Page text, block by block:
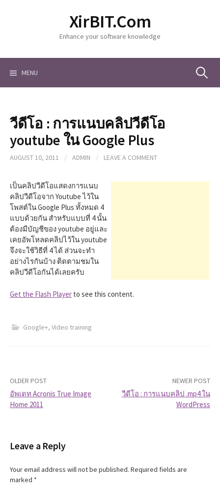
o
XirBIT.Com
Enhance your software knowledge
MENU S
o
วีดีโอ : การแนบคลิปวีดีโอ
youtube ใน Google Plus
AUGUST 10, 2011 / ADMIN / LEAVE A COMMENT
เป็นคลิปวีดีโอแสดงการแนบ
คลิปวีดีโอจาก Youtube ไว้ใน
โพสต์ใน Google Plus ทั้งหมด 4
แบบด้วยกัน สำหรับแบบที่ 4 นั้น
ต้องมีบัญชีของ youtube อยู่และ
เคยอัพโหลดคลิปไว้ใน youtube
จึงจะใช้วิธีที่ 4 ได้ ส่วนจะทำ
อย่างไรกันบ้าง ติดตามชมใน
คลิปวีดีโอกันได้เลยครับ
Get the Flash Player to see this content.
Google+, Video training
P
s
t
OLDER POST
อัพเดท Acronis True Image
Home 2011
NEWER POST
วีดีโอ : การแนบคลิป .mp4 ใน
WordPress
Leave a Reply
Your email address will not be published. Required fields are
marked *